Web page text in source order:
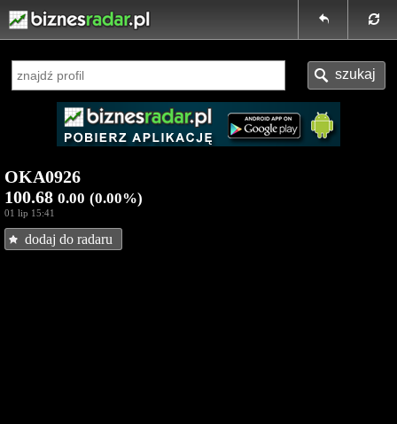
OKA0926
100.68 0.00 (0.00%)
01 lip 15:41
dodaj do radaru